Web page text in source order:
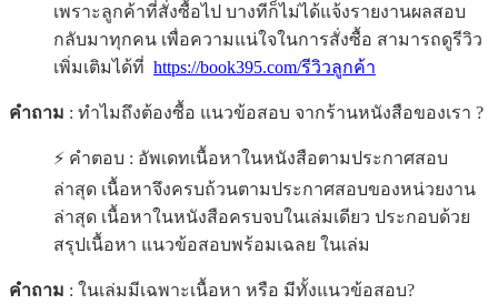
เพราะลูกค้าที่สั่งซื้อไป บางทีก็ไม่ได้แจ้งรายงานผลสอบ
กลับมาทุกคน เพื่อความแน่ใจในการสั่งซื้อ สามารถดูรีวิว
เพิ่มเติมได้ที่ https://book395.com/รีวิวลูกค้า
คำถาม : ทำไมถึงต้องซื้อ แนวข้อสอบ จากร้านหนังสือของเรา ?
⚡ คำตอบ : อัพเดทเนื้อหาในหนังสือตามประกาศสอบ
ล่าสุด เนื้อหาจึงครบถ้วนตามประกาศสอบของหน่วยงาน
ล่าสุด เนื้อหาในหนังสือครบจบในเล่มเดียว ประกอบด้วย
สรุปเนื้อหา แนวข้อสอบพร้อมเฉลย ในเล่ม
คำถาม : ในเล่มมีเฉพาะเนื้อหา หรือ มีทั้งแนวข้อสอบ?